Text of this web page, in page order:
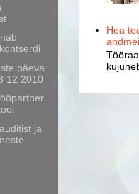
Hea
päeva
12 2010
ja